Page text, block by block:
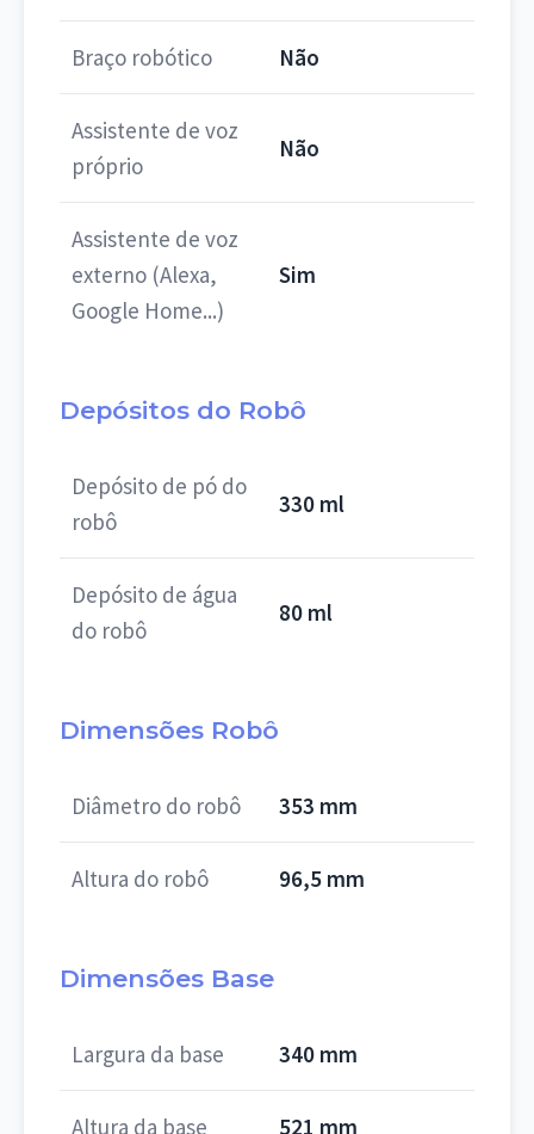
Braço robótico Não
Assistente de voz
próprio
Não
Assistente de voz
externo (Alexa,
Google Home...)
Sim
Depósitos do Robô
Depósito de pó do
robô
330 ml
Depósito de água
do robô
80 ml
Dimensões Robô
Diâmetro do robô 353 mm
Altura do robô 96,5 mm
Dimensões Base
Largura da base 340 mm
Altura da base 521 mm